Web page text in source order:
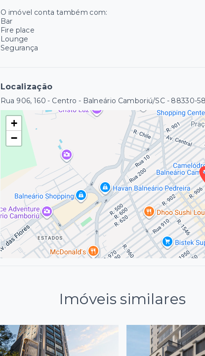
O imóvel conta também com:
Bar
Fire place
Lounge
Segurança
Localização
Rua 906, 160 - Centro - Balneário Camboriú/SC - 88330-
+
−
Imóveis similares